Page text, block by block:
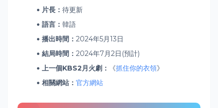
片長： 待更新
語言： 韓語
播出時間： 2024年5月13日
結局時間： 2024年7月2日(預計)
上一個KBS2月火劇：
《抓住你的衣領》
相關網站： 官方網站